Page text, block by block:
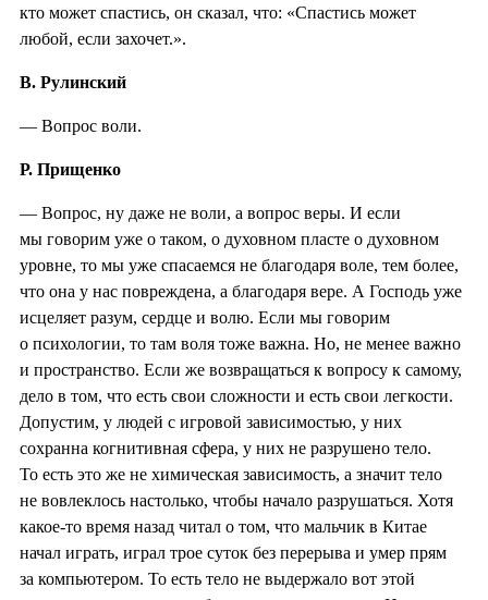
кто может спастись, он сказал, что: «Спастись может
любой, если захочет.».
В. Рулинский
— Вопрос воли.
Р. Прищенко
— Вопрос, ну даже не воли, а вопрос веры. И если
мы говорим уже о таком, о духовном пласте о духовном
уровне, то мы уже спасаемся не благодаря воле, тем более,
что она у нас повреждена, а благодаря вере. А Господь уже
исцеляет разум, сердце и волю. Если мы говорим
о психологии, то там воля тоже важна. Но, не менее важно
и пространство. Если же возвращаться к вопросу к самому,
дело в том, что есть свои сложности и есть свои легкости.
Допустим, у людей с игровой зависимостью, у них
сохранна когнитивная сфера, у них не разрушено тело.
То есть это же не химическая зависимость, а значит тело
не вовлеклось настолько, чтобы начало разрушаться. Хотя
какое-то время назад читал о том, что мальчик в Китае
начал играть, играл трое суток без перерыва и умер прям
за компьютером. То есть тело не выдержало вот этой